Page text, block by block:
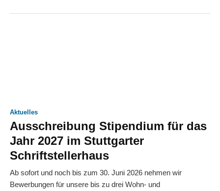
Aktuelles
Ausschreibung Stipendium für das
Jahr 2027 im Stuttgarter
Schriftstellerhaus
Ab sofort und noch bis zum 30. Juni 2026 nehmen wir
Bewerbungen für unsere bis zu drei Wohn- und